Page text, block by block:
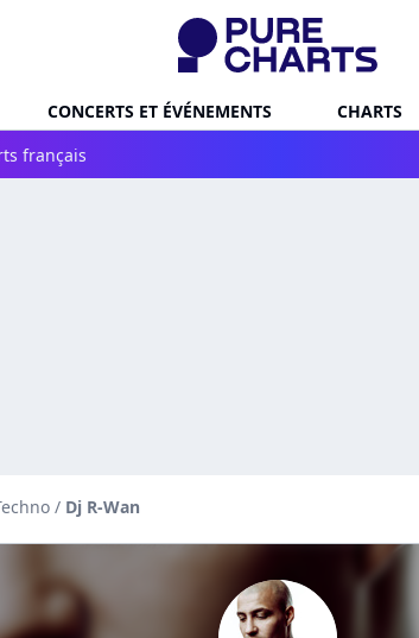
CONCERTS ET ÉVÉNEMENTS CHARTS
français
/ Dj R-Wan